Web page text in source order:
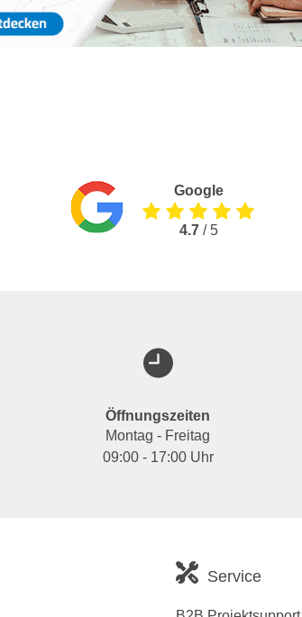
Google
4.7/ 5
Öffnungszeiten
Montag - Freitag
09:00 - 17:00 Uhr
Service